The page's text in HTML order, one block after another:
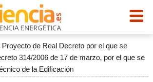
Proyecto de Real Decreto por el que se
314/2006 de 17 de marzo, por el que se
de la Edificación